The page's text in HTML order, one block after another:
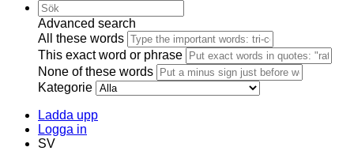
Advanced search
All these words
This exact word or phrase
None of these words
Kategorie
Ladda upp
Logga in
SV